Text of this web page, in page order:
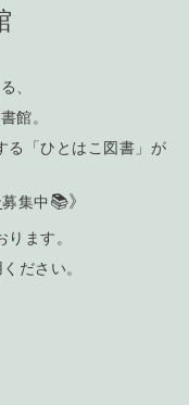
、
館。
る「ひとはこ図書」が
募集中 📚》
ます。
ださい。